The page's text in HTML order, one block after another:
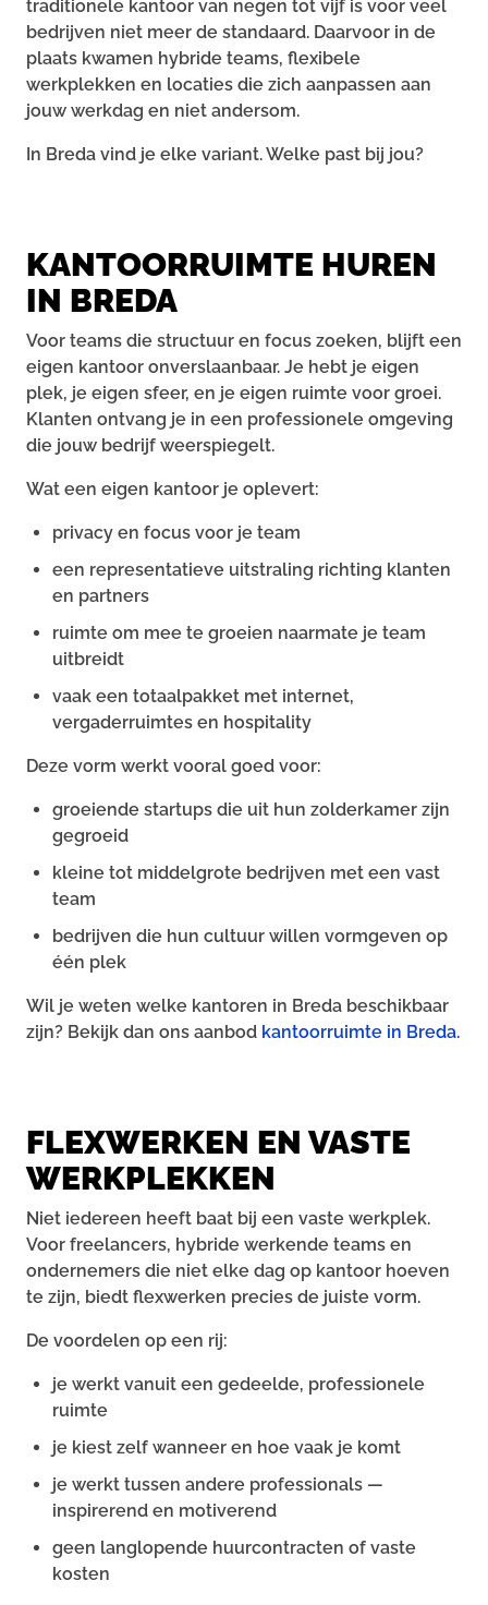
traditionele kantoor van negen tot vijf is voor veel
bedrijven niet meer de standaard. Daarvoor in de
plaats kwamen hybride teams, flexibele
werkplekken en locaties die zich aanpassen aan
jouw werkdag en niet andersom.
In Breda vind je elke variant. Welke past bij jou?
KANTOORRUIMTE HUREN
IN BREDA
Voor teams die structuur en focus zoeken, blijft een
eigen kantoor onverslaanbaar. Je hebt je eigen
plek, je eigen sfeer, en je eigen ruimte voor groei.
Klanten ontvang je in een professionele omgeving
die jouw bedrijf weerspiegelt.
Wat een eigen kantoor je oplevert:
privacy en focus voor je team
een representatieve uitstraling richting klanten
en partners
ruimte om mee te groeien naarmate je team
uitbreidt
vaak een totaalpakket met internet,
vergaderruimtes en hospitality
Deze vorm werkt vooral goed voor:
groeiende startups die uit hun zolderkamer zijn
gegroeid
kleine tot middelgrote bedrijven met een vast
team
bedrijven die hun cultuur willen vormgeven op
één plek
Wil je weten welke kantoren in Breda beschikbaar
zijn? Bekijk dan ons aanbod kantoorruimte in Breda.
FLEXWERKEN EN VASTE
WERKPLEKKEN
Niet iedereen heeft baat bij een vaste werkplek.
Voor freelancers, hybride werkende teams en
ondernemers die niet elke dag op kantoor hoeven
te zijn, biedt flexwerken precies de juiste vorm.
De voordelen op een rij:
je werkt vanuit een gedeelde, professionele
ruimte
je kiest zelf wanneer en hoe vaak je komt
je werkt tussen andere professionals —
inspirerend en motiverend
geen langlopende huurcontracten of vaste
kosten